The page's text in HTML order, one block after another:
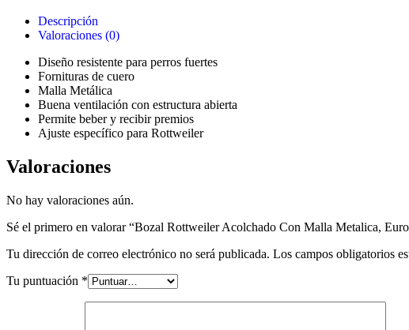
Descripción
Valoraciones (0)
Diseño resistente para perros fuertes
Fornituras de cuero
Malla Metálica
Buena ventilación con estructura abierta
Permite beber y recibir premios
Ajuste específico para Rottweiler
Valoraciones
No hay valoraciones aún.
Sé el primero en valorar “Bozal Rottweiler Acolchado Con Malla Metalica,
Tu dirección de correo electrónico no será publicada. Los campos obligatorios
Tu puntuación *